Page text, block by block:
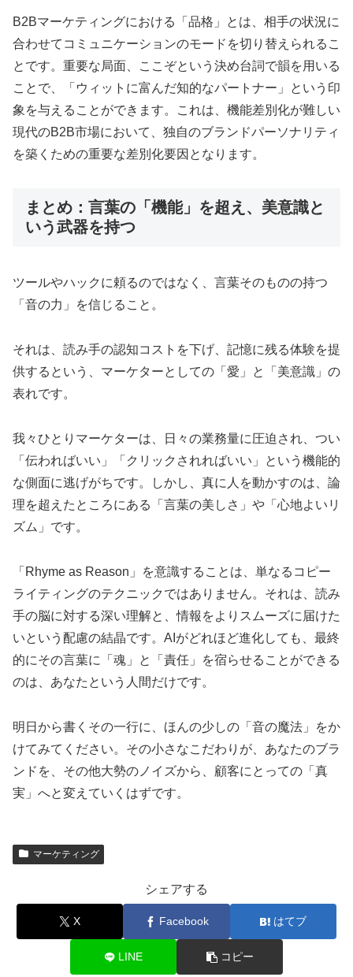
B2Bマーケティングにおける「品格」とは、相手の状況に
合わせてコミュニケーションのモードを切り替えられるこ
とです。重要な局面、ここぞという決め台詞で韻を用いる
ことで、「ウィットに富んだ知的なパートナー」という印
象を与えることができます。これは、機能差別化が難しい
現代のB2B市場において、独自のブランドパーソナリティ
を築くための重要な差別化要因となります。
まとめ：言葉の「機能」を超え、美意識と
いう武器を持つ
ツールやハックに頼るのではなく、言葉そのものの持つ
「音の力」を信じること。
それは、読み手の認知コストを下げ、記憶に残る体験を提
供するという、マーケターとしての「愛」と「美意識」の
表れです。
我々ひとりマーケターは、日々の業務量に圧迫され、つい
「伝わればいい」「クリックされればいい」という機能的
な側面に逃げがちです。しかし、真に人を動かすのは、論
理を超えたところにある「言葉の美しさ」や「心地よいリ
ズム」です。
「Rhyme as Reason」を意識することは、単なるコピー
ライティングのテクニックではありません。それは、読み
手の脳に対する深い理解と、情報をよりスムーズに届けた
いという配慮の結晶です。AIがどれほど進化しても、最終
的にその言葉に「魂」と「責任」を宿らせることができる
のは、あなたという人間だけです。
明日から書くその一行に、ほんの少しの「音の魔法」をか
けてみてください。その小さなこだわりが、あなたのブラ
ンドを、その他大勢のノイズから、顧客にとっての「真
実」へと変えていくはずです。
マーケティング
シェアする
X Facebook はてブ
LINE コピー